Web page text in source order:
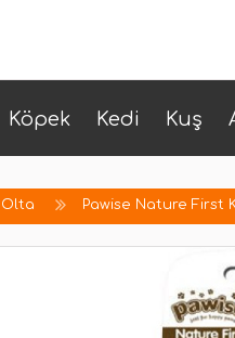
Köpek Kedi Kuş
Olta Pawise Nature First